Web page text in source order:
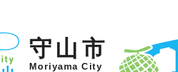
守山市
Moriyama City